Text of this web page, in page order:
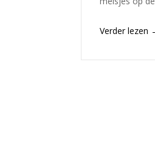
Verder lezen